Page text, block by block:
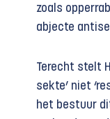
zoals
abjecte
Terecht stelt
sekte’ niet
het bestuur